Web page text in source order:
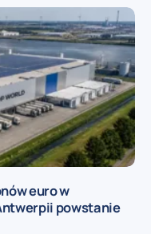
euro w
powstanie